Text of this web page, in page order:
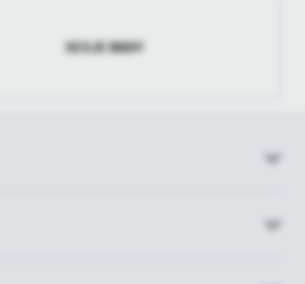
SESJE RADY